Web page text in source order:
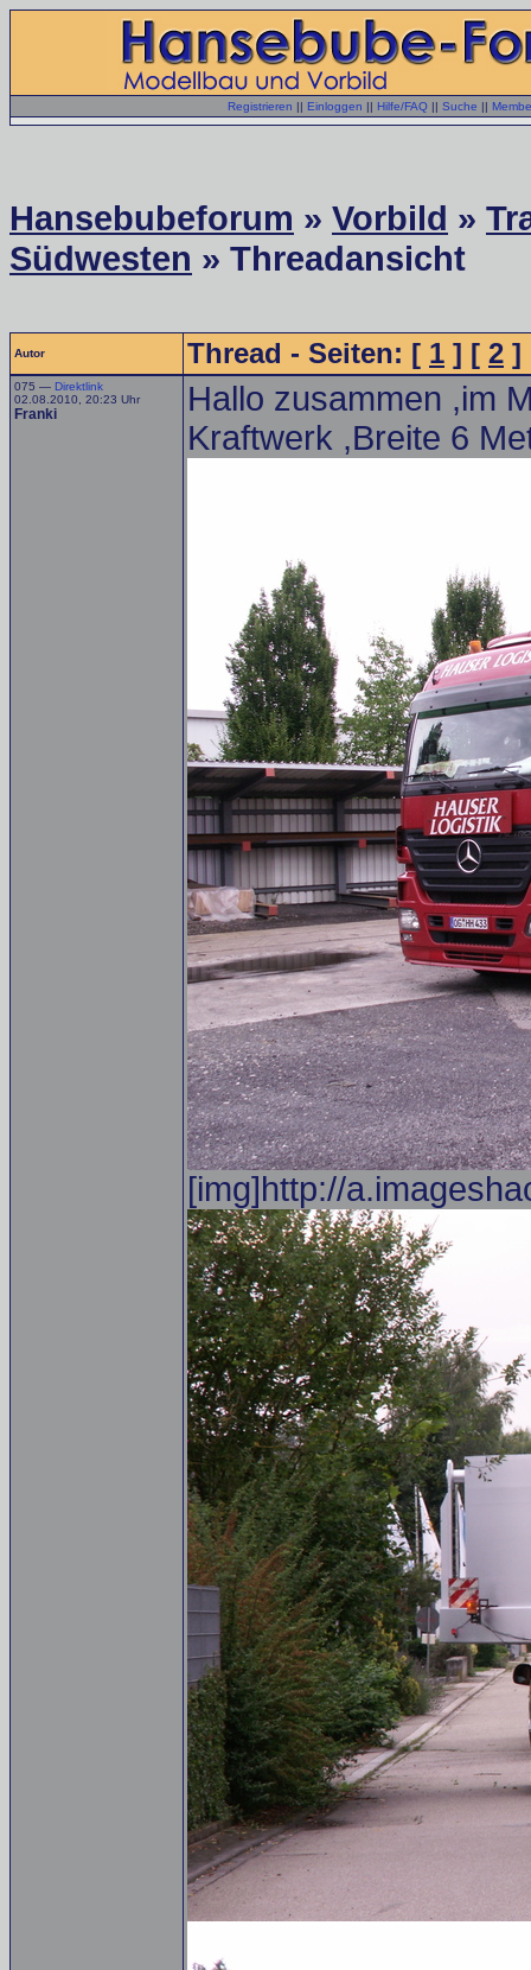
Registrieren || Einloggen || Hilfe/FAQ || Suche ||
Hansebubeforum » Vorbild »
Südwesten » Threadansicht
Autor Thread - Seiten: [ 1 ] [ 2 ]
075 — Direktlink
02.08.2010, 20:23 Uhr
Franki
Hallo zusammen ,im
Kraftwerk ,Breite 6
[img]http://